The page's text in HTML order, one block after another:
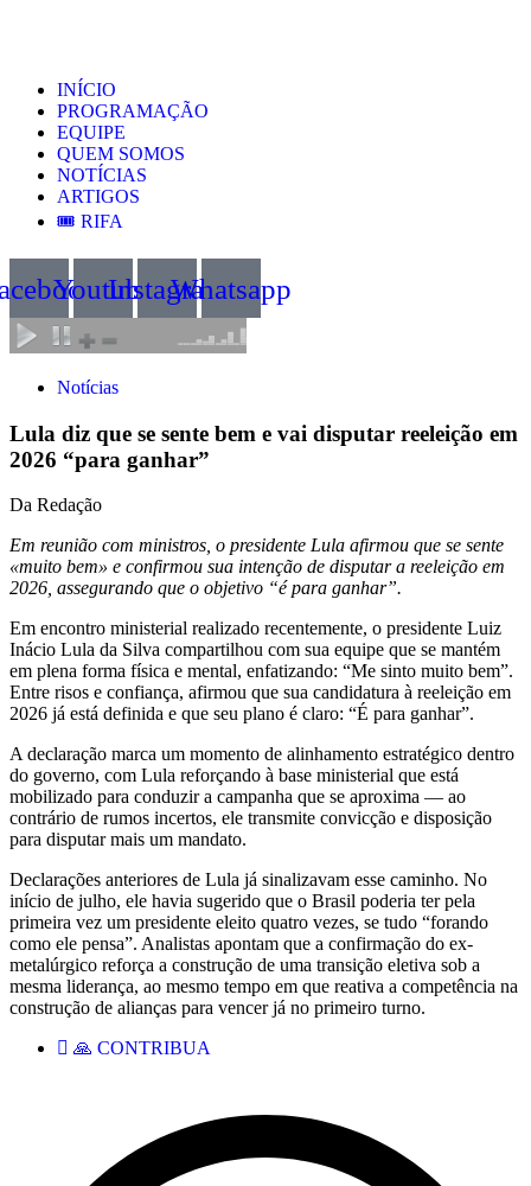
INÍCIO
PROGRAMAÇÃO
EQUIPE
QUEM SOMOS
NOTÍCIAS
ARTIGOS
🎟️ RIFA
YoutubeInstagramWhatsapp
Notícias
Lula diz que se sente bem e vai disputar reeleição em
2026 “para ganhar”
Da Redação
Em reunião com ministros, o presidente Lula afirmou que se sente
«muito bem» e confirmou sua intenção de disputar a reeleição em
2026, assegurando que o objetivo “é para ganhar”.
Em encontro ministerial realizado recentemente, o presidente Luiz
Inácio Lula da Silva compartilhou com sua equipe que se mantém
em plena forma física e mental, enfatizando: “Me sinto muito bem”.
Entre risos e confiança, afirmou que sua candidatura à reeleição em
2026 já está definida e que seu plano é claro: “É para ganhar”.
A declaração marca um momento de alinhamento estratégico dentro
do governo, com Lula reforçando à base ministerial que está
mobilizado para conduzir a campanha que se aproxima — ao
contrário de rumos incertos, ele transmite convicção e disposição
para disputar mais um mandato.
Declarações anteriores de Lula já sinalizavam esse caminho. No
início de julho, ele havia sugerido que o Brasil poderia ter pela
primeira vez um presidente eleito quatro vezes, se tudo “forando
como ele pensa”. Analistas apontam que a confirmação do ex-
metalúrgico reforça a construção de uma transição eletiva sob a
mesma liderança, ao mesmo tempo em que reativa a competência na
construção de alianças para vencer já no primeiro turno.
🙏 CONTRIBUA